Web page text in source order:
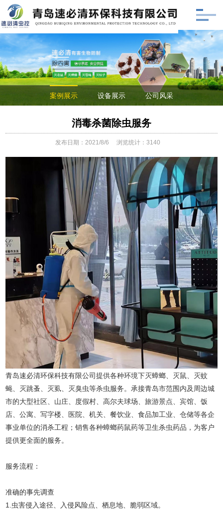
案例展示 设备展示 公司风采
消毒杀菌除虫服务
发布日期：2021/8/6 浏览统计：3140
青岛速必清环保科技有限公司提供各种环境下灭蟑螂、灭鼠、灭蚊
蝇、灭跳蚤、灭虱、灭臭虫等杀虫服务。承接青岛市范围内及周边城
市的大型社区、山庄、度假村、高尔夫球场、旅游景点、宾馆、饭
店、公寓、写字楼、医院、机关、餐饮业、食品加工业、仓储等各企
事业单位的消杀工程；销售各种蟑螂药鼠药等卫生杀虫药品，为客户
提供更全面的服务。
服务流程：
准确的事先调查
1.虫害侵入途径、入侵风险点、栖息地、脆弱区域。